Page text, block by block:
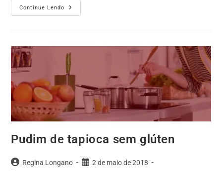
Continue Lendo
Pudim de tapioca sem glúten
Regina Longano
2 de maio de 2018